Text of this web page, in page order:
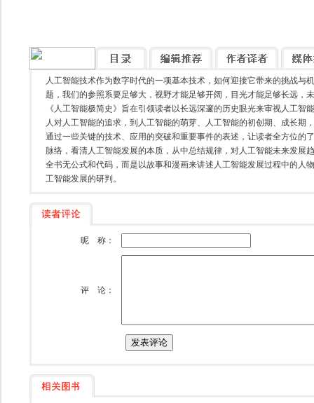
人工智能技术作为数字时代的一项基本技术，如何迎接它带来的挑战
题，我们的参照系要足够大，视野才能足够开阔，目光才能足够长远，
《人工智能极简史》旨在引领读者以长远深邃的历史眼光来审视人工
人对人工智能的追求，到人工智能的萌芽、人工智能的初创期、成长期
通过一些关键的技术、应用的突破和重要事件的表述，让读者全方位的
脉络，看清人工智能发展的本质，从中总结规律，对人工智能未来发展
全书无公式和代码，而是以故事和漫画来讲述人工智能发展过程中的人
工智能发展的研判。
昵 称：
评 论：